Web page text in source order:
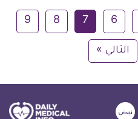
6
7
8
9
التالي »
ديلي